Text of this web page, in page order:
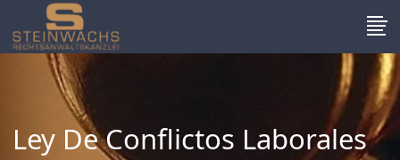
Ley De Conflictos Laborales